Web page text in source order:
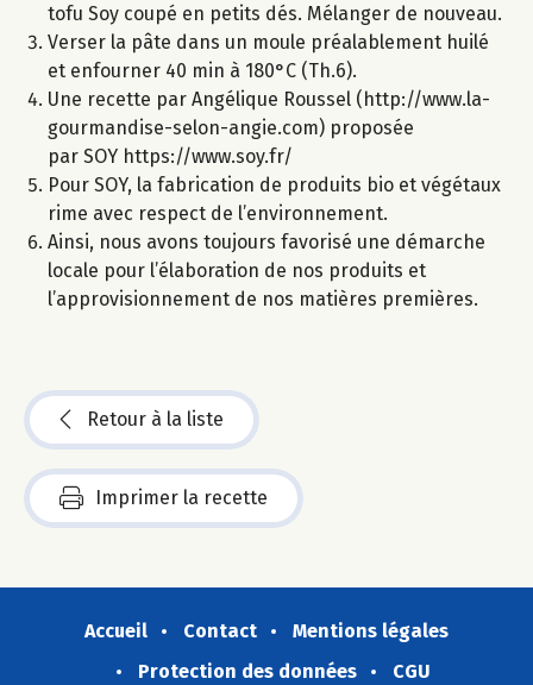
tofu Soy coupé en petits dés. Mélanger de nouveau.
Verser la pâte dans un moule préalablement huilé
et enfourner 40 min à 180°C (Th.6).
Une recette par Angélique Roussel (http://www.la-
gourmandise-selon-angie.com) proposée
par SOY https://www.soy.fr/
Pour SOY, la fabrication de produits bio et végétaux
rime avec respect de l’environnement.
Ainsi, nous avons toujours favorisé une démarche
locale pour l’élaboration de nos produits et
l’approvisionnement de nos matières premières.
Retour à la liste
Imprimer la recette
Accueil Contact
Mentions légales
Protection des données
CGU